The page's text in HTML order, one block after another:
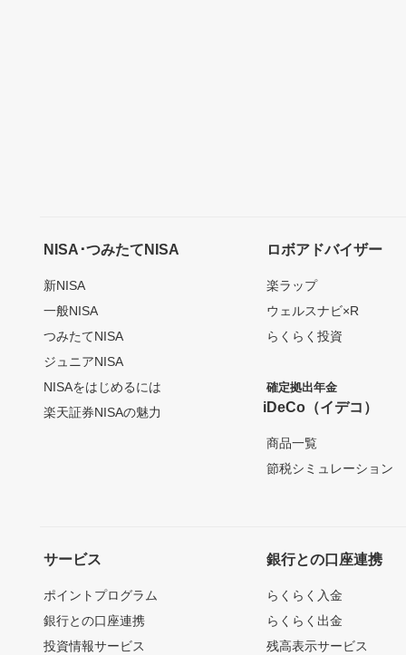
NISA･つみたてNISA
新NISA
一般NISA
つみたてNISA
ジュニアNISA
NISAをはじめるには
楽天証券NISAの魅力
ロボアドバイザー
楽ラップ
ウェルスナビ×R
らくらく投資
確定拠出年金
iDeCo（イデコ）
商品一覧
節税シミュレーション
サービス
ポイントプログラム
銀行との口座連携
投資情報サービス
銀行との口座連携
らくらく入金
らくらく出金
残高表示サービス